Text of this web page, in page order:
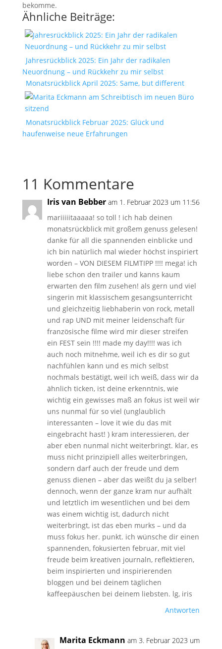
bekomme.
Ähnliche Beiträge:
Jahresrückblick 2025: Ein Jahr der radikalen
Neuordnung – und Rückkehr zu mir selbst
Monatsrückblick April 2025: Same, but different
Monatsrückblick Februar 2025: Glück und
haufenweise neue Erfahrungen
11 Kommentare
Iris van Bebber am 1. Februar 2023 um 11:56
mariiiiitaaaaa! so toll ! ich hab deinen
monatsrückblick mit großem genuss gelesen!
danke für all die spannenden einblicke und
ich bin natürlich mal wieder höchst inspiriert
worden – VON DIESEM FILMTIPP !!!! mega! ich
liebe schon den trailer und kanns kaum
erwarten den film zusehen! als gern und viel
singerin mit klassischem gesangsunterricht
und gleichzeitig liebhaberin von rock, metall
und rap UND mit meiner leidenschaft für
französische filme wird mir dieser streifen
ein FEST sein !!!! made my day!!!! was ich
auch noch mitnehme, weil ich es dir so gut
nachfühlen kann und es mich selbst
nochmals bestätigt, weil ich weiß, dass wir da
ähnlich ticken, ist deine erkenntnis, wie
wichtig ein gewisses maß an fokus ist weil wir
uns nunmal für so viel (unglaublich
interessanten – love it wie du das mit
eingebracht hast! ) kram interessieren, der
aber eben nunmal nicht weiterbringt. klar, es
muss nicht prinzipiell alles weiterbringen,
sondern darf auch der freude und dem
genuss dienen – aber das weißt du ja selber!
dennoch, wenn der ganze kram nur aufhält
und letztlich im wesentlichen und bei dem
was einem wichtig ist, dadurch nicht
weiterbringt, ist das eben murks – und da
muss fokus her. punkt. ich wünsche dir einen
spannenden, fokusierten februar, mit viel
freude beim kreativen journaln, reflektieren,
beim inspirierten und inspirierenden
bloggen und bei deinem täglichen
kaffeepäuschen bei deinem liebsten. lg, iris
Antworten
Marita Eckmann am 3. Februar 2023 um